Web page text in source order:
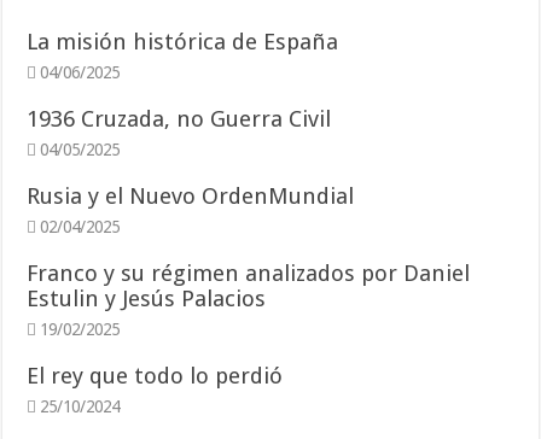
La misión histórica de España
04/06/2025
1936 Cruzada, no Guerra Civil
04/05/2025
Rusia y el Nuevo OrdenMundial
02/04/2025
Franco y su régimen analizados por Daniel
Estulin y Jesús Palacios
19/02/2025
El rey que todo lo perdió
25/10/2024